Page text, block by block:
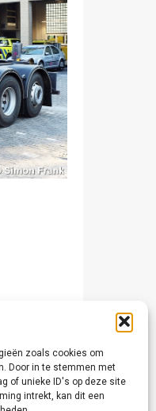
zoals cookies om
Door in te stemmen met
of unieke ID's op deze site
intrekt, kan dit een